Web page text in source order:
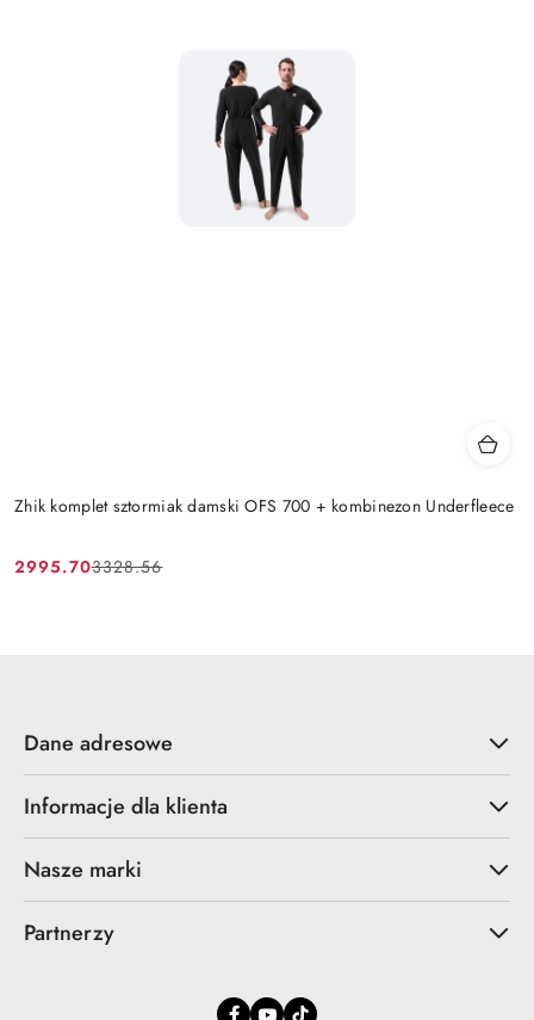
Zhik komplet sztormiak damski OFS 700 + kombinezon Underfleece
Cena
2995.70
Cena
3328.56
Dane adresowe
Informacje dla klienta
Nasze marki
Partnerzy